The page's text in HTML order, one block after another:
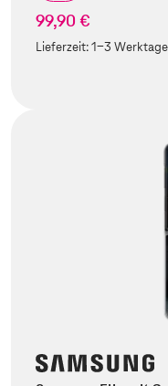
99,90 €
Lieferzeit:1-3 Werktage